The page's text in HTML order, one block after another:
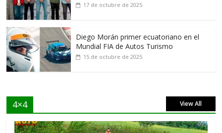
17 de octubre de 2025
Diego Morán primer ecuatoriano en el
Mundial FIA de Autos Turismo
15 de octubre de 2025
4×4 View All